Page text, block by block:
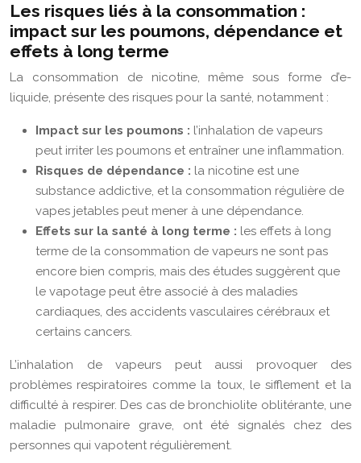
Les risques liés à la consommation :
impact sur les poumons, dépendance et
effets à long terme
La consommation de nicotine, même sous forme d’e-
liquide, présente des risques pour la santé, notamment :
Impact sur les poumons : l’inhalation de vapeurs
peut irriter les poumons et entraîner une inflammation.
Risques de dépendance : la nicotine est une
substance addictive, et la consommation régulière de
vapes jetables peut mener à une dépendance.
Effets sur la santé à long terme : les effets à long
terme de la consommation de vapeurs ne sont pas
encore bien compris, mais des études suggèrent que
le vapotage peut être associé à des maladies
cardiaques, des accidents vasculaires cérébraux et
certains cancers.
L’inhalation de vapeurs peut aussi provoquer des
problèmes respiratoires comme la toux, le sifflement et la
difficulté à respirer. Des cas de bronchiolite oblitérante, une
maladie pulmonaire grave, ont été signalés chez des
personnes qui vapotent régulièrement.